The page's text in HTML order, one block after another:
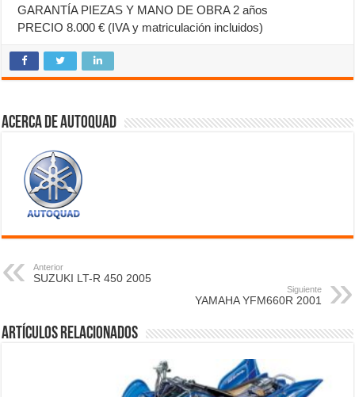
GARANTÍA PIEZAS Y MANO DE OBRA 2 años
PRECIO 8.000 € (IVA y matriculación incluidos)
Acerca de autoquad
Anterior
SUZUKI LT-R 450 2005
Siguiente
YAMAHA YFM660R 2001
Artículos relacionados